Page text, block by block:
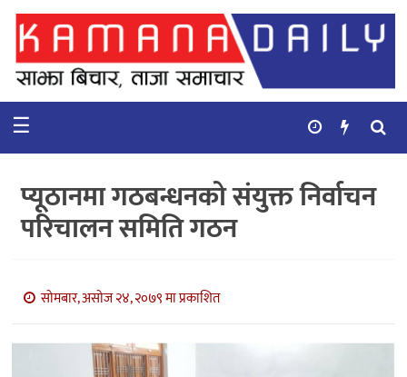
गृहपृष्ठ
समाचार
कुराकानी
बाणिज्य
भिडियो
☰
प्यूठानमा गठबन्धनको संयुक्त निर्वाचन
परिचालन समिति गठन
सोमबार, असोज २४, २०७९ मा प्रकाशित